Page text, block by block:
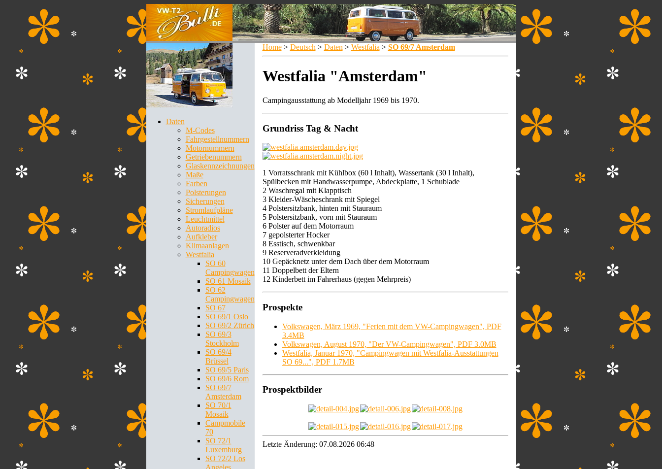
Daten
M-Codes
Fahrgestellnummern
Motornummern
Getriebenummern
Glaskennzeichnungen
Maße
Farben
Polsterungen
Sicherungen
Stromlaufpläne
Leuchtmittel
Autoradios
Aufkleber
Klimaanlagen
Westfalia
SO 60
Campingwagen
SO 61 Mosaik
SO 62
Campingwagen
SO 67
SO 69/1 Oslo
SO 69/2 Zürich
SO 69/3
Stockholm
SO 69/4
Brüssel
SO 69/5 Paris
SO 69/6 Rom
SO 69/7
Amsterdam
SO 70/1
Mosaik
Campmobile
70
SO 72/1
Luxemburg
SO 72/2 Los
Angeles
Home > Deutsch > Daten > Westfalia > SO 69/7 Amsterdam
Westfalia "Amsterdam"
Campingausstattung ab Modelljahr 1969 bis 1970.
Grundriss Tag & Nacht
1 Vorratsschrank mit Kühlbox (60 l Inhalt), Wassertank (30 l Inhalt),
Spülbecken mit Handwasserpumpe, Abdeckplatte, 1 Schublade
2 Waschregal mit Klapptisch
3 Kleider-Wäscheschrank mit Spiegel
4 Polstersitzbank, hinten mit Stauraum
5 Polstersitzbank, vorn mit Stauraum
6 Polster auf dem Motorraum
7 gepolsterter Hocker
8 Esstisch, schwenkbar
9 Reserveradverkleidung
10 Gepäcknetz unter dem Dach über dem Motorraum
11 Doppelbett der Eltern
12 Kinderbett im Fahrerhaus (gegen Mehrpreis)
Prospekte
Volkswagen, März 1969, "Ferien mit dem VW-Campingwagen", PDF
3.4MB
Volkswagen, August 1970, "Der VW-Campingwagen", PDF 3.0MB
Westfalia, Januar 1970, "Campingwagen mit Westfalia-Ausstattungen
SO 69...", PDF 1.7MB
Prospektbilder
Letzte Änderung: 07.08.2026 06:48